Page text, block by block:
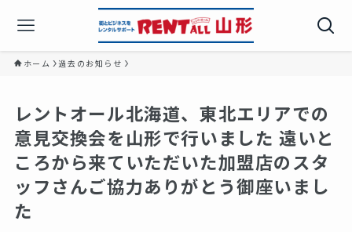
ホーム 過去のお知らせ
レントオール北海道、東北エリアでの
意見交換会を山形で行いました 遠いと
ころから来ていただいた加盟店のスタ
ッフさんご協力ありがとう御座いまし
た